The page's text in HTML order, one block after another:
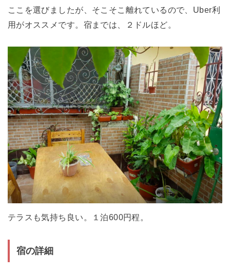
ここを選びましたが、そこそこ離れているので、Uber利
用がオススメです。宿までは、２ドルほど。
テラスも気持ち良い。１泊600円程。
宿の詳細